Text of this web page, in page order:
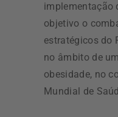
implementação
objetivo o
estratégicos do
no âmbito de
obesidade, no
Mundial de